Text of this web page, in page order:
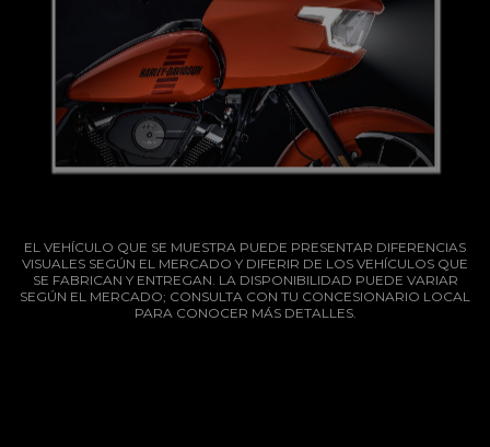
EL VEHÍCULO QUE SE MUESTRA PUEDE PRESENTAR DIFERENCIAS
VISUALES SEGÚN EL MERCADO Y DIFERIR DE LOS VEHÍCULOS QUE
SE FABRICAN Y ENTREGAN. LA DISPONIBILIDAD PUEDE VARIAR
SEGÚN EL MERCADO; CONSULTA CON TU CONCESIONARIO LOCAL
PARA CONOCER MÁS DETALLES.